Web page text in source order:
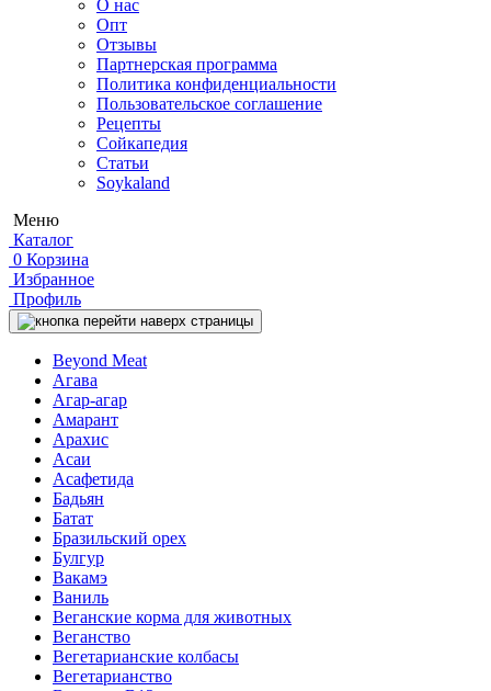
О нас
Опт
Отзывы
Партнерская программа
Политика конфиденциальности
Пользовательское соглашение
Рецепты
Сойкапедия
Статьи
Soykaland
Меню
Каталог
0 Корзина
Избранное
Профиль
Beyond Meat
Агава
Агар-агар
Амарант
Арахис
Асаи
Асафетида
Бадьян
Батат
Бразильский орех
Булгур
Вакамэ
Ваниль
Веганские корма для животных
Веганство
Вегетарианские колбасы
Вегетарианство